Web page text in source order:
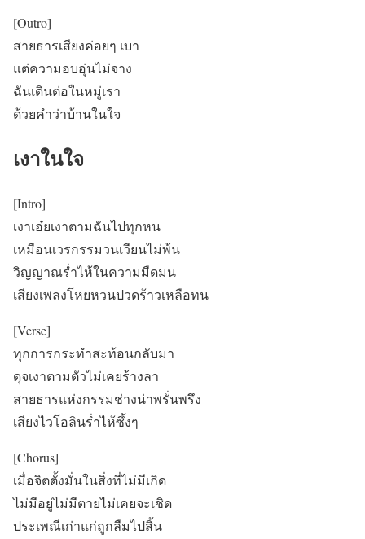
[Outro]
สายธารเสียงค่อยๆ เบา
แต่ความอบอุ่นไม่จาง
ฉันเดินต่อในหมู่เรา
ด้วยคำว่าบ้านในใจ
เงาในใจ
[Intro]
เงาเอ๋ยเงาตามฉันไปทุกหน
เหมือนเวรกรรมวนเวียนไม่พ้น
วิญญาณร่ำไห้ในความมืดมน
เสียงเพลงโหยหวนปวดร้าวเหลือทน
[Verse]
ทุกการกระทำสะท้อนกลับมา
ดุจเงาตามตัวไม่เคยร้างลา
สายธารแห่งกรรมช่างน่าพรั่นพรึง
เสียงไวโอลินร่ำไห้ซึ้งๆ
[Chorus]
เมื่อจิตตั้งมั่นในสิ่งที่ไม่มีเกิด
ไม่มีอยู่ไม่มีตายไม่เคยจะเชิด
ประเพณีเก่าแก่ถูกลืมไปสิ้น